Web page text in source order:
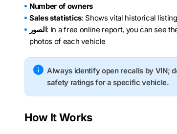
Number of owners
Sales statistics: Shows vital historical
الصور : In a free online report, you can see
photos of each vehicle
Always identify open recalls by VIN;
safety ratings for a specific vehicle.
How It Works